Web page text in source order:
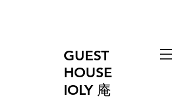
GUEST
HOUSE
IOLY 庵